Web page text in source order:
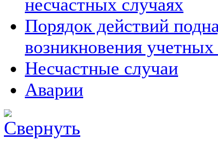
несчастных случаях
Порядок действий
возникновения
Несчастные случаи
Аварии